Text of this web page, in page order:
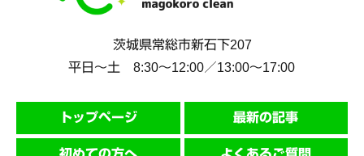
茨城県常総市新石下207
平日～土 8:30〜12:00／13:00〜17:00
トップページ 最新の記事